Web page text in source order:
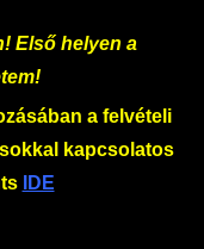
Első helyen a
a felvételi
kapcsolatos
IDE